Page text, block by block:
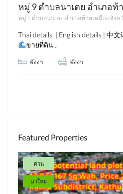
หมู่ 9 ตำบลนาเตย อำเภอท้
หมู่ 9 ตำบลนาเตย อำเภอท้ายเหมือง จังห
Thai details | English details | 中
ขายที่ดิน...
พังงา พังงา
Featured Properties
ด่วน
มาใหม่